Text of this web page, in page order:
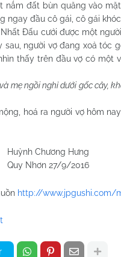
nắm đất bùn quăng vào
ngay đầu cô gái, cô gái
Đấu cưới được một người
người vợ đang xoả tóc
thấy trên đầu vợ có một
mẹ ngồi nghỉ dưới gốc cây,
hoá ra người vợ hôm nay
Hưng
9/2016
http://www.jpgushi.com/